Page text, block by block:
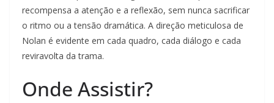
recompensa a atenção e a reflexão, sem nunca sacrificar
o ritmo ou a tensão dramática. A direção meticulosa de
Nolan é evidente em cada quadro, cada diálogo e cada
reviravolta da trama.
Onde Assistir?